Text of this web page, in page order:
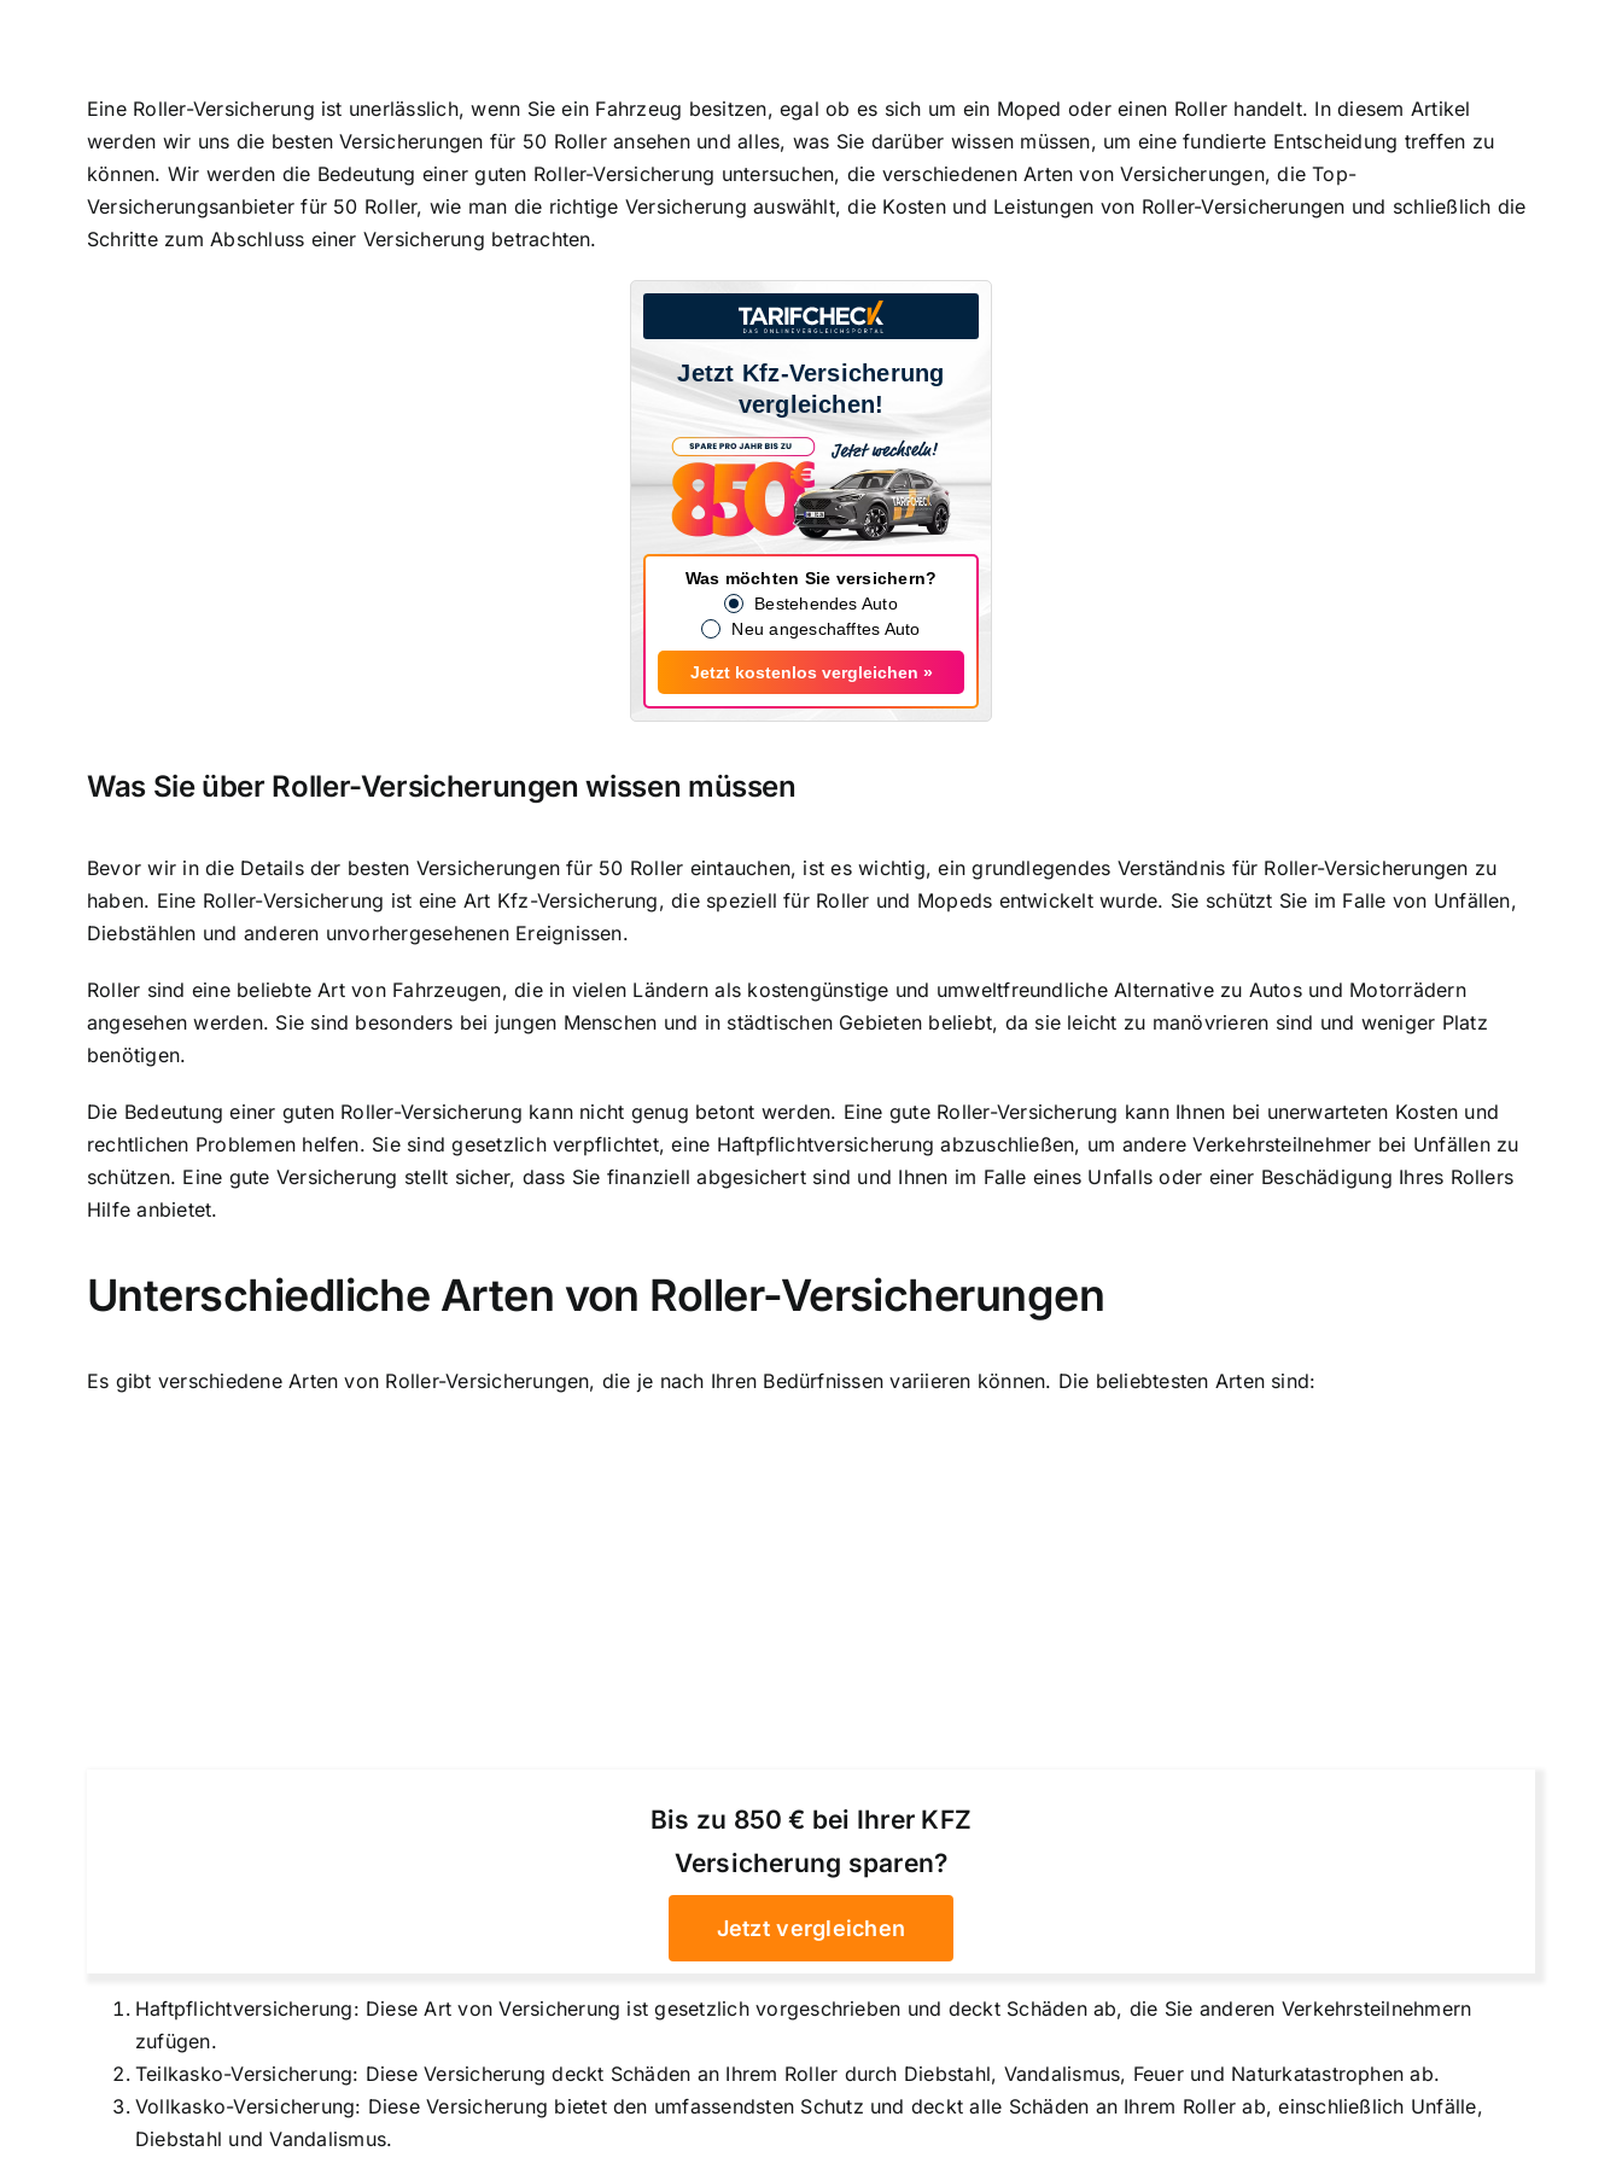
Eine Roller-Versicherung ist unerlässlich, wenn Sie ein Fahrzeug besitzen, egal ob es sich um ein Moped oder einen Roller handelt. In diesem Artikel
werden wir uns die besten Versicherungen für 50 Roller ansehen und alles, was Sie darüber wissen müssen, um eine fundierte Entscheidung treffen zu
können. Wir werden die Bedeutung einer guten Roller-Versicherung untersuchen, die verschiedenen Arten von Versicherungen, die Top-
Versicherungsanbieter für 50 Roller, wie man die richtige Versicherung auswählt, die Kosten und Leistungen von Roller-Versicherungen und schließlich die
Schritte zum Abschluss einer Versicherung betrachten.
Jetzt Kfz-Versicherung
vergleichen!
Was möchten Sie versichern?
Bestehendes Auto
Neu angeschafftes Auto
Jetzt kostenlos vergleichen »
Was Sie über Roller-Versicherungen wissen müssen
Bevor wir in die Details der besten Versicherungen für 50 Roller eintauchen, ist es wichtig, ein grundlegendes Verständnis für Roller-Versicherungen zu
haben. Eine Roller-Versicherung ist eine Art Kfz-Versicherung, die speziell für Roller und Mopeds entwickelt wurde. Sie schützt Sie im Falle von Unfällen,
Diebstählen und anderen unvorhergesehenen Ereignissen.
Roller sind eine beliebte Art von Fahrzeugen, die in vielen Ländern als kostengünstige und umweltfreundliche Alternative zu Autos und Motorrädern
angesehen werden. Sie sind besonders bei jungen Menschen und in städtischen Gebieten beliebt, da sie leicht zu manövrieren sind und weniger Platz
benötigen.
Die Bedeutung einer guten Roller-Versicherung kann nicht genug betont werden. Eine gute Roller-Versicherung kann Ihnen bei unerwarteten Kosten und
rechtlichen Problemen helfen. Sie sind gesetzlich verpflichtet, eine Haftpflichtversicherung abzuschließen, um andere Verkehrsteilnehmer bei Unfällen zu
schützen. Eine gute Versicherung stellt sicher, dass Sie finanziell abgesichert sind und Ihnen im Falle eines Unfalls oder einer Beschädigung Ihres Rollers
Hilfe anbietet.
Unterschiedliche Arten von Roller-Versicherungen
Es gibt verschiedene Arten von Roller-Versicherungen, die je nach Ihren Bedürfnissen variieren können. Die beliebtesten Arten sind:
Bis zu 850 € bei Ihrer KFZ
Versicherung sparen?
Jetzt vergleichen
Haftpflichtversicherung: Diese Art von Versicherung ist gesetzlich vorgeschrieben und deckt Schäden ab, die Sie anderen Verkehrsteilnehmern
zufügen.
Teilkasko-Versicherung: Diese Versicherung deckt Schäden an Ihrem Roller durch Diebstahl, Vandalismus, Feuer und Naturkatastrophen ab.
Vollkasko-Versicherung: Diese Versicherung bietet den umfassendsten Schutz und deckt alle Schäden an Ihrem Roller ab, einschließlich Unfälle,
Diebstahl und Vandalismus.